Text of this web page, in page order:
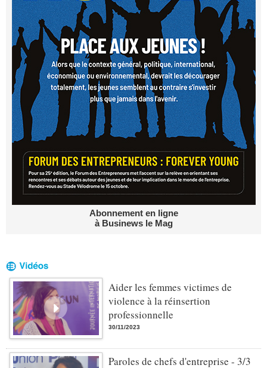
Abonnement en ligne
à Businews le Mag
Aider les femmes victimes de
violence à la réinsertion
professionnelle
30/11/2023
Paroles de chefs d'entreprise - 3/3